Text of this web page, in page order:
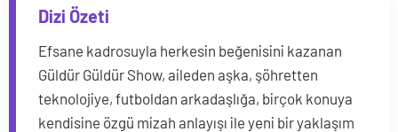
Dizi Özeti
Efsane kadrosuyla herkesin beğenisini kazanan
Güldür Güldür Show, aileden aşka, şöhretten
teknolojiye, futboldan arkadaşlığa, birçok konuya
kendisine özgü mizah anlayışı ile yeni bir yaklaşım